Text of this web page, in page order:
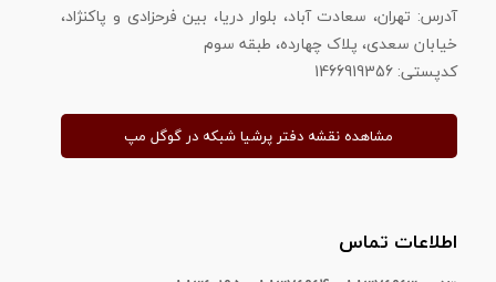
آدرس: تهران، سعادت آباد، بلوار دریا، بین فرحزادی و پاکنژاد،
خیابان سعدی، پلاک چهارده، طبقه سوم
​​​​​​​کدپستی: 1466919356
مشاهده نقشه دفتر پرشیا شبکه در گوگل مپ
اطلاعات تماس